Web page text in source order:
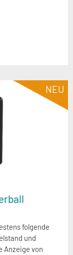
folgende
und
Anzeige von
NEU